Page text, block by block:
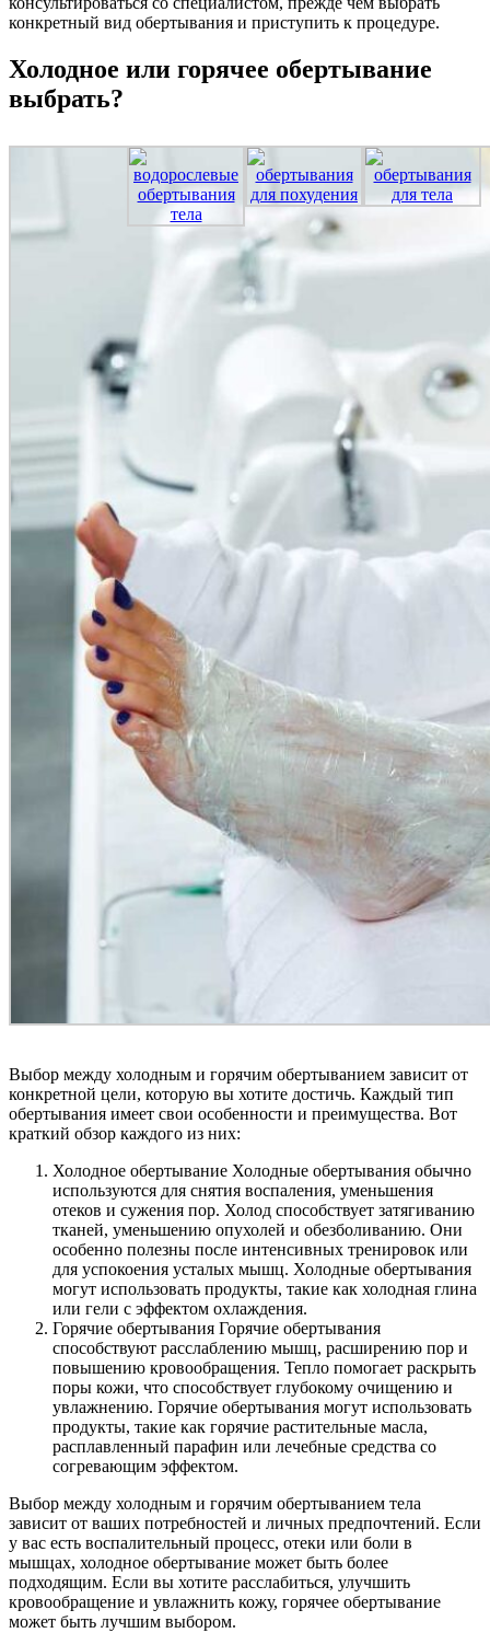
конкретный вид обертывания и приступить к процедуре.
Холодное или горячее обертывание
выбрать?
Выбор между холодным и горячим обертыванием зависит от
конкретной цели, которую вы хотите достичь. Каждый тип
обертывания имеет свои особенности и преимущества. Вот
краткий обзор каждого из них:
Холодное обертывание Холодные обертывания обычно
используются для снятия воспаления, уменьшения
отеков и сужения пор. Холод способствует затягиванию
тканей, уменьшению опухолей и обезболиванию. Они
особенно полезны после интенсивных тренировок или
для успокоения усталых мышц. Холодные обертывания
могут использовать продукты, такие как холодная глина
или гели с эффектом охлаждения.
Горячие обертывания Горячие обертывания
способствуют расслаблению мышц, расширению пор и
повышению кровообращения. Тепло помогает раскрыть
поры кожи, что способствует глубокому очищению и
увлажнению. Горячие обертывания могут использовать
продукты, такие как горячие растительные масла,
расплавленный парафин или лечебные средства со
согревающим эффектом.
Выбор между холодным и горячим обертыванием тела
зависит от ваших потребностей и личных предпочтений. Если
у вас есть воспалительный процесс, отеки или боли в
мышцах, холодное обертывание может быть более
подходящим. Если вы хотите расслабиться, улучшить
кровообращение и увлажнить кожу, горячее обертывание
может быть лучшим выбором.